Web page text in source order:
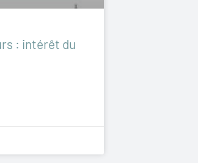
: intérêt du